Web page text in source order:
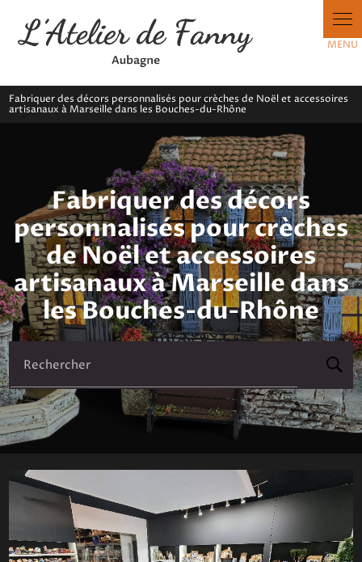
Fabriquer des décors personnalisés pour crèches de Noël et accessoires
artisanaux à Marseille dans les Bouches-du-Rhône
Fabriquer des décors
personnalisés pour crèches
de Noël et accessoires
artisanaux à Marseille dans
les Bouches-du-Rhône
Rechercher